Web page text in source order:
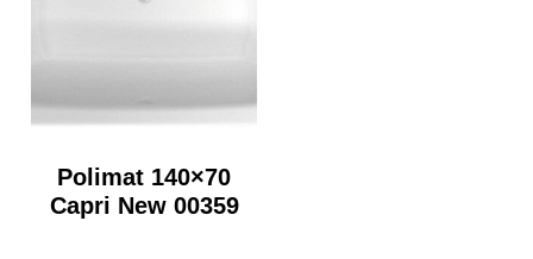
Polimat 140×70
Capri New 00359